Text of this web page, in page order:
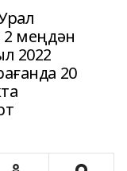
2 меңдән
2022
20